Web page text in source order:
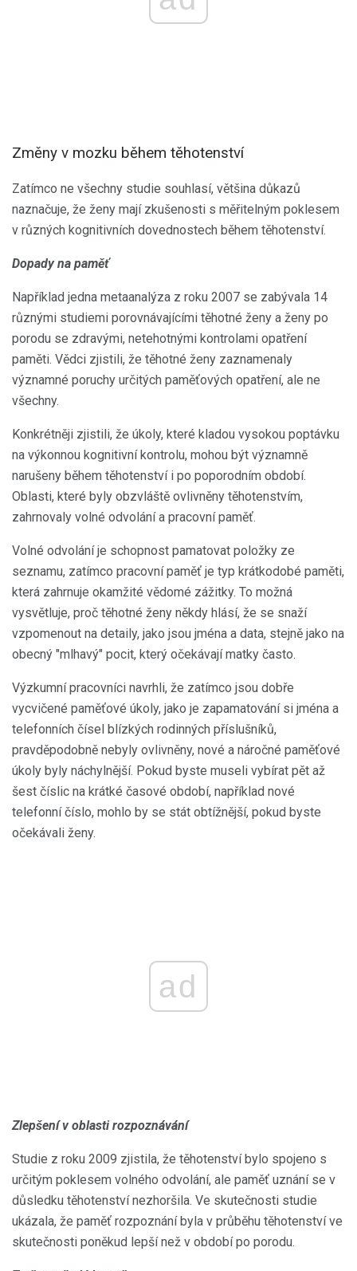
Změny v mozku během těhotenství
Zatímco ne všechny studie souhlasí, většina důkazů
naznačuje, že ženy mají zkušenosti s měřitelným poklesem
v různých kognitivních dovednostech během těhotenství.
Dopady na paměť
Například jedna metaanalýza z roku 2007 se zabývala 14
různými studiemi porovnávajícími těhotné ženy a ženy po
porodu se zdravými, netehotnými kontrolami opatření
paměti. Vědci zjistili, že těhotné ženy zaznamenaly
významné poruchy určitých paměťových opatření, ale ne
všechny.
Konkrétněji zjistili, že úkoly, které kladou vysokou poptávku
na výkonnou kognitivní kontrolu, mohou být významně
narušeny během těhotenství i po poporodním období.
Oblasti, které byly obzvláště ovlivněny těhotenstvím,
zahrnovaly volné odvolání a pracovní paměť.
Volné odvolání je schopnost pamatovat položky ze
seznamu, zatímco pracovní paměť je typ krátkodobé paměti,
která zahrnuje okamžité vědomé zážitky. To možná
vysvětluje, proč těhotné ženy někdy hlásí, že se snaží
vzpomenout na detaily, jako jsou jména a data, stejně jako na
obecný "mlhavý" pocit, který očekávají matky často.
Výzkumní pracovníci navrhli, že zatímco jsou dobře
vycvičené paměťové úkoly, jako je zapamatování si jména a
telefonních čísel blízkých rodinných příslušníků,
pravděpodobně nebyly ovlivněny, nové a náročné paměťové
úkoly byly náchylnější. Pokud byste museli vybírat pět až
šest číslic na krátké časové období, například nové
telefonní číslo, mohlo by se stát obtížnější, pokud byste
očekávali ženy.
ad
Zlepšení v oblasti rozpoznávání
Studie z roku 2009 zjistila, že těhotenství bylo spojeno s
určitým poklesem volného odvolání, ale paměť uznání se v
důsledku těhotenství nezhoršila. Ve skutečnosti studie
ukázala, že paměť rozpoznání byla v průběhu těhotenství ve
skutečnosti poněkud lepší než v období po porodu.